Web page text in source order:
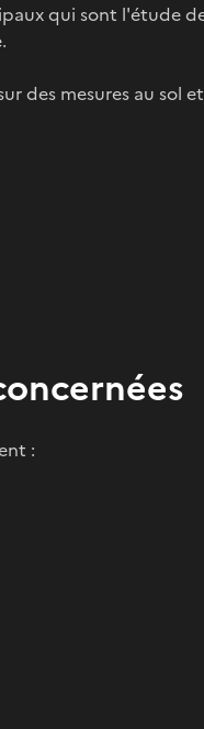
qui sont l'étude
des mesures au sol
: